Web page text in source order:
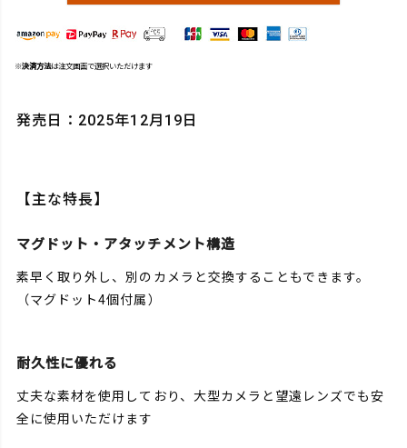
※決済方法は注文画面で選択いただけます
発売日：2025年12月19日
【主な特長】
マグドット・アタッチメント構造
素早く取り外し、別のカメラと交換することもできます。
（マグドット4個付属）
耐久性に優れる
丈夫な素材を使用しており、大型カメラと望遠レンズでも安
全に使用いただけます